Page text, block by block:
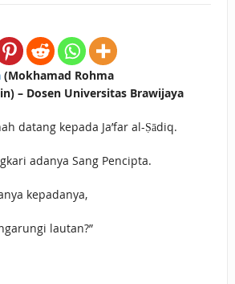
(Mokhamad Rohma
– Dosen Universitas Brawijaya
datang kepada Ja’far al-Ṣādiq.
adanya Sang Pencipta.
kepadanya,
lautan?”